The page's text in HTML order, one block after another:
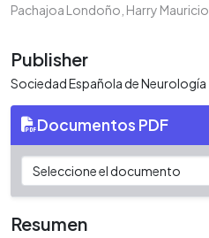
Pachajoa Londoño, Harry Mauricio
Publisher
Sociedad Española de Neurología
Documentos PDF
Resumen